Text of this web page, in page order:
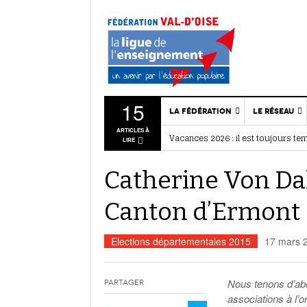
15
ARTICLES À
LIRE
LA FÉDÉRATION
Qui sommes-nous ?
Vie statutaire de la
fédération
Ressources
associatives
Vie sportive
Annuaire des services
LE RÉSEAU
Actualités
associative
Vacances 2026 : il est toujours
BAFA / BAFD : nos stages d’été- 28
Ce que disent les associations- 27
Assemblée générale 2026 : retour
Catherine Von
Canton d’Ermont
Elections départementales 2015 17 mars
Nous tenons
associations à
Partager